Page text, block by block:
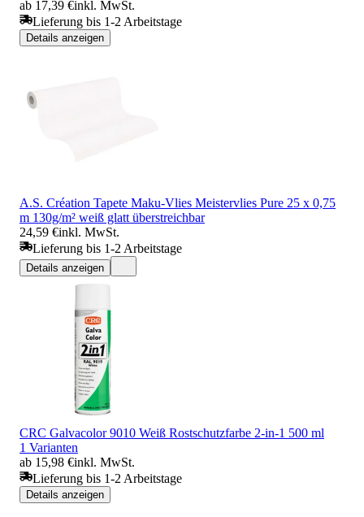
ab 17,39 €inkl. MwSt.
Lieferung bis 1-2 Arbeitstage
Details anzeigen
A.S. Création Tapete Maku-Vlies Meistervlies Pure 25 x 0,75
m 130g/m² weiß glatt überstreichbar
24,59 €inkl. MwSt.
Lieferung bis 1-2 Arbeitstage
Details anzeigen
CRC Galvacolor 9010 Weiß Rostschutzfarbe 2-in-1 500 ml
1 Varianten
ab 15,98 €inkl. MwSt.
Lieferung bis 1-2 Arbeitstage
Details anzeigen